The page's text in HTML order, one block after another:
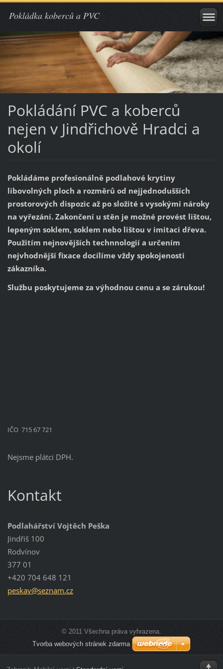
Pokládka koberců a PVC
Pokládání PVC a koberců
nejen v Jindřichově Hradci a
okolí
Pokládáme profesionálně podlahové krytiny
libovolných ploch a rozměrů od nejjednodušších
prostorových dispozic až po složité s vysokými nároky
na vyřezání. Zakončení u stěn je možné provést lištou,
lepeným soklem, soklem nebo lištou v imitaci dřeva.
Použitím nejnovějších technnologií a určením
nejvhodnější fixace docílíme vždy spokojenosti
zákazníka.
Službu poskytujeme za výhodnou cenu a se zárukou!
IČO 715 67 721
Nejsme plátci DPH.
Kontakt
Podlahářství Vojtěch Peška
Jindřiš 100
Rodvínov
377 01
+420 704 648 121
peskav@seznam.cz
© 2011 Všechna práva vyhrazena.
Tvorba webových stránek zdarma